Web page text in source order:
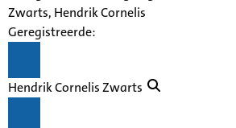
Zwarts, Hendrik Cornelis
Geregistreerde:
Hendrik Cornelis Zwarts